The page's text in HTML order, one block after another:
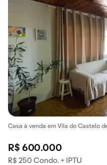
Casa à venda em Vila do Castelo
R$ 600.000
R$ 250 Condo. + IPTU